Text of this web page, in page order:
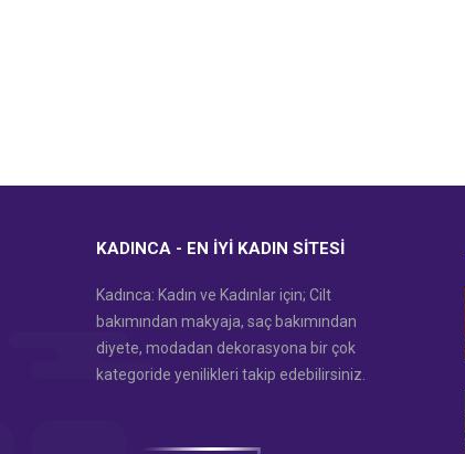
KADINCA - EN İYI KADIN SITESI
Kadınca: Kadın ve Kadınlar için; Cilt
bakımından makyaja, saç bakımından
diyete, modadan dekorasyona bir çok
kategoride yenilikleri takip edebilirsiniz.